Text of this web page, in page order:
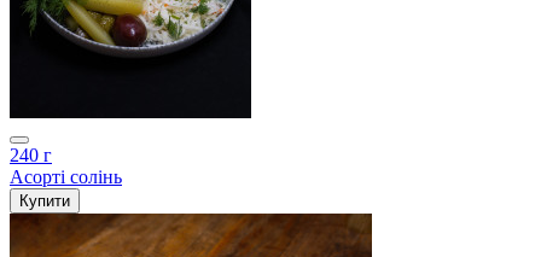
240 г
Асорті солінь
Купити